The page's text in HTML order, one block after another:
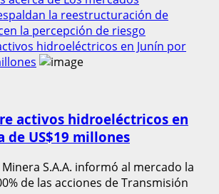
la reestructuración de
la percepción de riesgo
hidroeléctricos en Junín por
activos hidroeléctricos en
de US$19 millones
S.A.A. informó al mercado la
de las acciones de Transmisión